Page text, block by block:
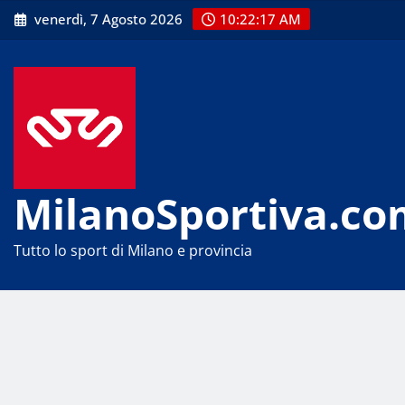
Skip
to
venerdì, 7 Agosto 2026 10:22:17 AM
Tutto lo sport di Milano e provincia